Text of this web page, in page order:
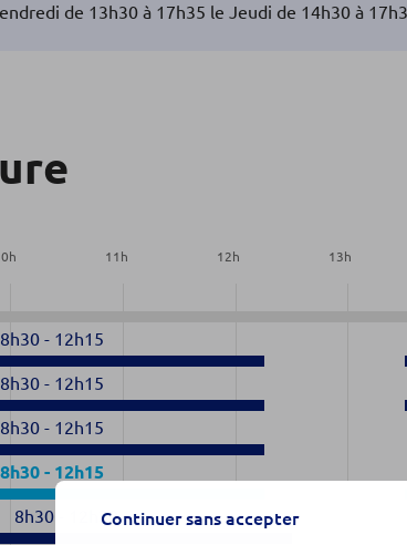
de 13h30 à 17h35 le Jeudi de 14h30 à
h 11 h 12h 13h
8h30 - 12h15
8h30 - 12h15
8h30 - 12h15
8h30 - 12h15
8h30 12h30Continuer sans accepter